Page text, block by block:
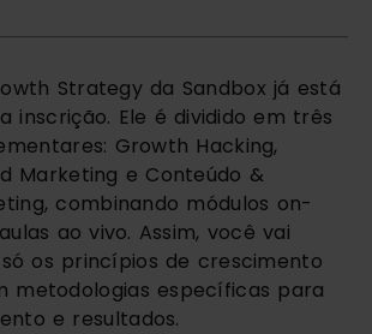
Strategy da Sandbox já está
inscrição. Ele é dividido em três
Growth Hacking,
Marketing e Conteúdo &
combinando módulos on-
ao vivo. Assim, você vai
os princípios de crescimento
metodologias específicas para
e resultados.